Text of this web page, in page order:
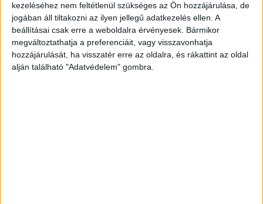
kezeléséhez nem feltétlenül szükséges az Ön hozzájárulása, de
jogában áll tiltakozni az ilyen jellegű adatkezelés ellen. A
beállításai csak erre a weboldalra érvényesek. Bármikor
megváltoztathatja a preferenciáit, vagy visszavonhatja
hozzájárulását, ha visszatér erre az oldalra, és rákattint az oldal
alján található "Adatvédelem" gombra.
a férfit egy konténerhez nyomta.A Kékvillogó
legfrissebb híreit ide kattintva éred el! A
Facebookon már 342 ezernél is többen követnek
minket.